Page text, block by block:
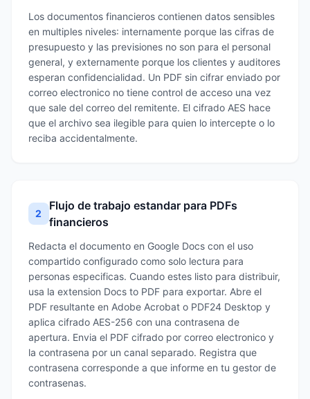
Los documentos financieros contienen datos sensibles
en multiples niveles: internamente porque las cifras de
presupuesto y las previsiones no son para el personal
general, y externamente porque los clientes y auditores
esperan confidencialidad. Un PDF sin cifrar enviado por
correo electronico no tiene control de acceso una vez
que sale del correo del remitente. El cifrado AES hace
que el archivo sea ilegible para quien lo intercepte o lo
reciba accidentalmente.
2
Flujo de trabajo estandar para PDFs
financieros
Redacta el documento en Google Docs con el uso
compartido configurado como solo lectura para
personas especificas. Cuando estes listo para distribuir,
usa la extension Docs to PDF para exportar. Abre el
PDF resultante en Adobe Acrobat o PDF24 Desktop y
aplica cifrado AES-256 con una contrasena de
apertura. Envia el PDF cifrado por correo electronico y
la contrasena por un canal separado. Registra que
contrasena corresponde a que informe en tu gestor de
contrasenas.